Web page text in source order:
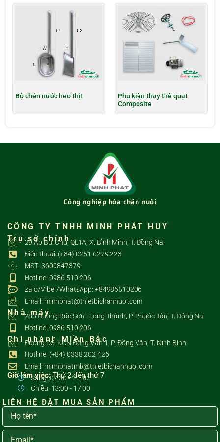
Bộ chén nước heo thịt
Phụ kiện thay thế quạt
Composite
Công nghiệp hóa chăn nuôi
CÔNG TY TNHH MINH PHÁT HUY
Trụ sở chính
29 Ấp Bùi Chu, QL1A, X. Bình Minh, T. Đồng Nai
Điện thoại: (+84) 0251 6279 223
MST: 3600847379
Hotline: 0986 510 206
Zalo/Viber/WhatsApp: +84986510206
Email: minhphat@thietbichannuoi.com
Nhà máy
283 Đường Bắc Sơn - Long Thành, P. Phước Tân, T. Đồng Nai
Hotline: 0986 510 206
Chi nhánh Miền Bắc
Đường D3, KCN Đồng Văn 1, P. Đồng Văn, T. Ninh Bình
Hotline: (+84) 0338 202 426
Email: minhphatmb@thietbichannuoi.com
Giờ làm việc:Thứ 2 đến thứ 7
Sáng: 07:30 - 11:30
Chiều: 13:00 - 17:00
LIÊN HỆ ĐẶT MUA SẢN PHẨM